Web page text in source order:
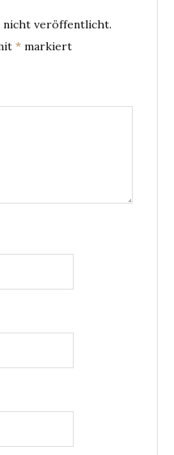
nicht veröffentlicht.
* markiert